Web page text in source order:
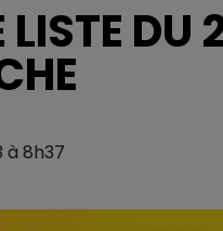
LISTE
à 8h37